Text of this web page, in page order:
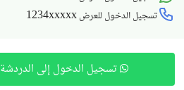
تسجيل الدخول للعرض1234xxxxx
تسجيل الدخول إلى الدردشة